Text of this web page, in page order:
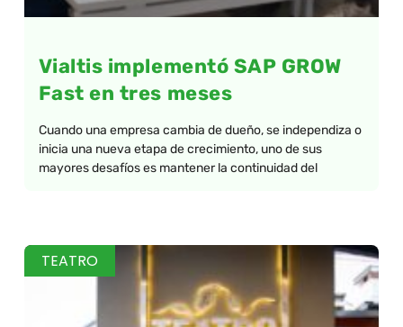
Vialtis implementó SAP GROW
Fast en tres meses
Cuando una empresa cambia de dueño, se independiza o
inicia una nueva etapa de crecimiento, uno de sus
mayores desafíos es mantener la continuidad del
TEATRO